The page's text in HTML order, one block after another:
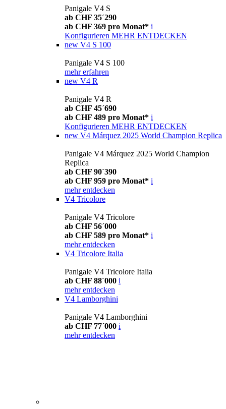
Panigale V4 S
ab CHF 35´290
ab CHF 369 pro Monat* i
Konfigurieren MEHR ENTDECKEN
new V4 S 100
Panigale V4 S 100
mehr erfahren
new V4 R
Panigale V4 R
ab CHF 45´690
ab CHF 489 pro Monat* i
Konfigurieren MEHR ENTDECKEN
new V4 Márquez 2025 World Champion Replica
Panigale V4 Márquez 2025 World Champion
Replica
ab CHF 90´390
ab CHF 959 pro Monat* i
mehr entdecken
V4 Tricolore
Panigale V4 Tricolore
ab CHF 56´000
ab CHF 589 pro Monat* i
mehr entdecken
V4 Tricolore Italia
Panigale V4 Tricolore Italia
ab CHF 88´000 i
mehr entdecken
V4 Lamborghini
Panigale V4 Lamborghini
ab CHF 77´000 i
mehr entdecken